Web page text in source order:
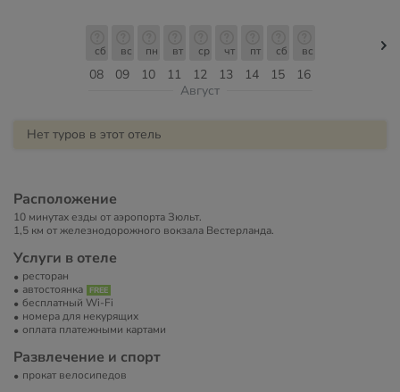
08
сб
09
вс
10
пн
11
вт
12
ср
13
чт
14
пт
15
сб
16
вс
Август
Нет туров в этот отель
Расположение
10 минутах езды от аэропорта Зюльт.
1,5 км от железнодорожного вокзала Вестерланда.
Услуги в отеле
ресторан
автостоянка
бесплатный Wi-Fi
номера для некурящих
оплата платежными картами
Развлечение и спорт
прокат велосипедов